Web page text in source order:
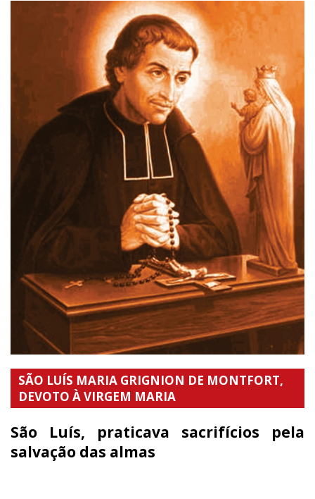
SÃO LUÍS MARIA GRIGNION DE MONTFORT,
DEVOTO À VIRGEM MARIA
São Luís, praticava sacrifícios pela
salvação das almas